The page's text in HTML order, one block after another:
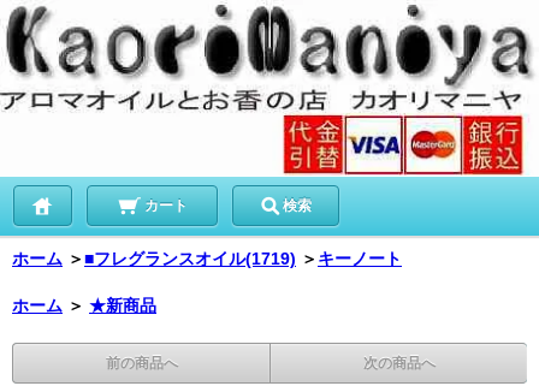
カート 検索
ホーム ＞■フレグランスオイル(1719) ＞ キーノート
ホーム ＞ ★新商品
前の商品へ 次の商品へ